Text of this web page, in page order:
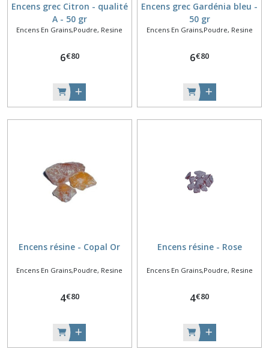
Encens grec Citron - qualité
A - 50 gr
Encens En Grains,Poudre, Resine
6€80
Encens grec Gardénia bleu -
50 gr
Encens En Grains,Poudre, Resine
6€80
Encens résine - Copal Or
Encens En Grains,Poudre, Resine
4€80
Encens résine - Rose
Encens En Grains,Poudre, Resine
4€80